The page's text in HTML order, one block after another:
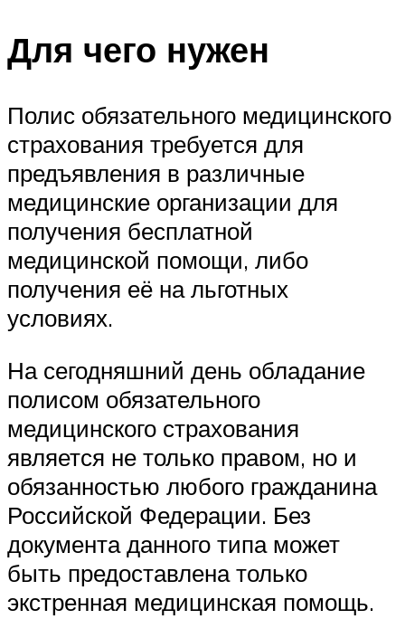
Для чего нужен
Полис обязательного медицинского
страхования требуется для
предъявления в различные
медицинские организации для
получения бесплатной
медицинской помощи, либо
получения её на льготных
условиях.
На сегодняшний день обладание
полисом обязательного
медицинского страхования
является не только правом, но и
обязанностью любого гражданина
Российской Федерации. Без
документа данного типа может
быть предоставлена только
экстренная медицинская помощь.